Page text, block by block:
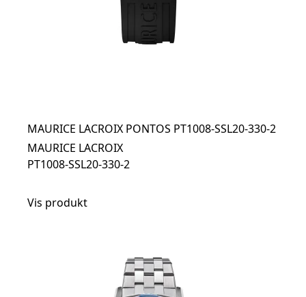
MAURICE LACROIX PONTOS PT1008-SSL20-330-2
MAURICE LACROIX
PT1008-SSL20-330-2
Vis produkt